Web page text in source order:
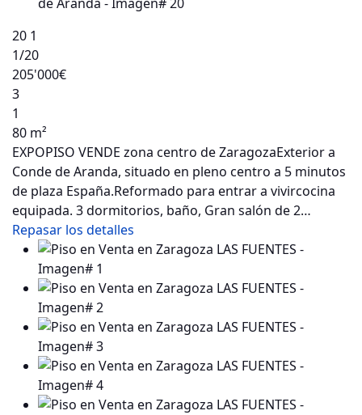
20 1
1/20
205'000€
3
1
80 m²
EXPOPISO VENDE zona centro de ZaragozaExterior a
Conde de Aranda, situado en pleno centro a 5 minutos
de plaza España.Reformado para entrar a vivircocina
equipada. 3 dormitorios, baño, Gran salón de 2…
Repasar los detalles